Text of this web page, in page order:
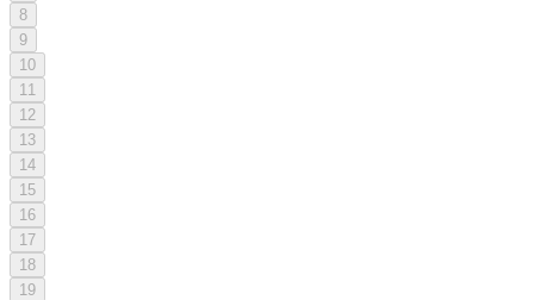
8
9
10
11
12
13
14
15
16
17
18
19